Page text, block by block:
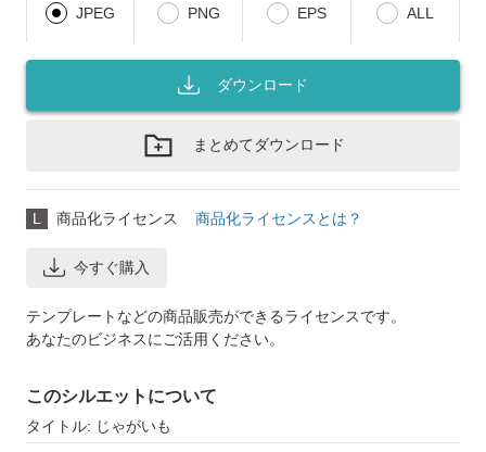
JPEG PNG EPS ALL
ダウンロード
まとめてダウンロード
L 商品化ライセンス 商品化ライセンスとは？
今すぐ購入
テンプレートなどの商品販売ができるライセンスです。
あなたのビジネスにご活用ください。
このシルエットについて
タイトル: じゃがいも